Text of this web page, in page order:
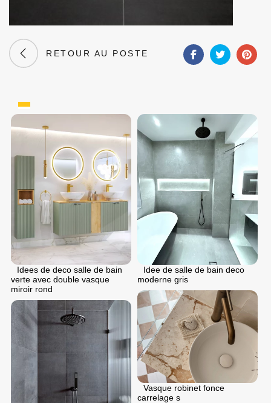
RETOUR AU POSTE
Idees de deco salle de bain
verte avec double vasque
miroir rond
Idee de salle de bain deco
moderne gris
Vasque robinet fonce
carrelage s